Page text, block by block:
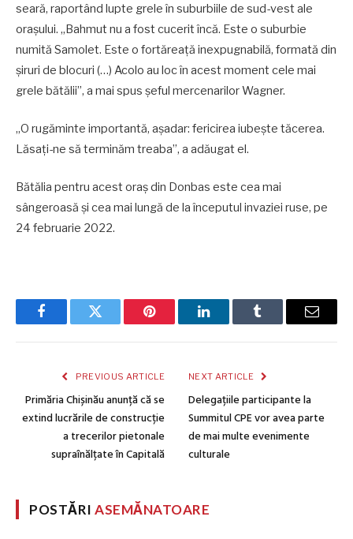
seară, raportând lupte grele în suburbiile de sud-vest ale
orașului. „Bahmut nu a fost cucerit încă. Este o suburbie
numită Samolet. Este o fortăreață inexpugnabilă, formată din
șiruri de blocuri (…) Acolo au loc în acest moment cele mai
grele bătălii”, a mai spus șeful mercenarilor Wagner.
„O rugăminte importantă, așadar: fericirea iubește tăcerea.
Lăsați-ne să terminăm treaba”, a adăugat el.
Bătălia pentru acest oraș din Donbas este cea mai
sângeroasă și cea mai lungă de la începutul invaziei ruse, pe
24 februarie 2022.
FacebookTwitter Pinterest LinkedInTumblr Email
PREVIOUS ARTICLE
Primăria Chișinău anunță că se
extind lucrările de construcție
a trecerilor pietonale
supraînălțate în Capitală
NEXT ARTICLE
Delegațiile participante la
Summitul CPE vor avea parte
de mai multe evenimente
culturale
POSTĂRIASEMĂNATOARE